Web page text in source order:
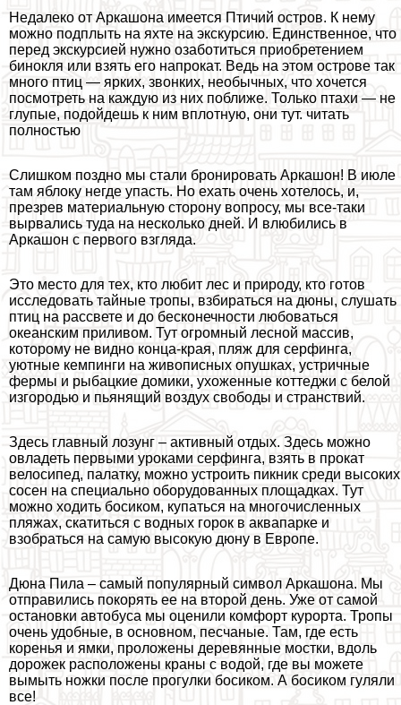
Недалеко от Аркашона имеется Птичий остров. К нему
можно подплыть на яхте на экскурсию. Единственное, что
перед экскурсией нужно озаботиться приобретением
бинокля или взять его напрокат. Ведь на этом острове так
много птиц — ярких, звонких, необычных, что хочется
посмотреть на каждую из них поближе. Только птахи — не
глупые, подойдешь к ним вплотную, они тут. читать
полностью
Слишком поздно мы стали бронировать Аркашон! В июле
там яблоку негде упасть. Но ехать очень хотелось, и,
презрев материальную сторону вопросу, мы все-таки
вырвались туда на несколько дней. И влюбились в
Аркашон с первого взгляда.
Это место для тех, кто любит лес и природу, кто готов
исследовать тайные тропы, взбираться на дюны, слушать
птиц на рассвете и до бесконечности любоваться
океанским приливом. Тут огромный лесной массив,
которому не видно конца-края, пляж для серфинга,
уютные кемпинги на живописных опушках, устричные
фермы и рыбацкие домики, ухоженные коттеджи с белой
изгородью и пьянящий воздух свободы и стрaнcтвий.
Здесь главный лозунг – активный отдых. Здесь можно
овладеть первыми уроками серфинга, взять в прокат
велосипед, палатку, можно устроить пикник среди высоких
сосен на специально оборудованных площадках. Тут
можно ходить босиком, купаться на многочисленных
пляжах, скатиться с водных горок в аквапарке и
взобраться на самую высокую дюну в Европе.
Дюна Пила – самый популярный символ Аркашона. Мы
отправились покорять ее на второй день. Уже от самой
остановки автобуса мы оценили комфорт курорта. Тропы
очень удобные, в основном, песчаные. Там, где есть
коренья и ямки, проложены деревянные мостки, вдоль
дорожек расположены краны с водой, где вы можете
вымыть ножки после прогулки босиком. А босиком гуляли
все!